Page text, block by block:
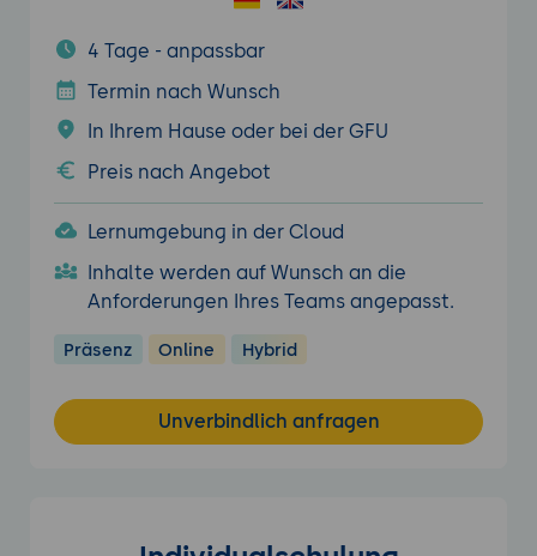
4 Tage - anpassbar
Termin nach Wunsch
In Ihrem Hause oder bei der GFU
Preis nach Angebot
Lernumgebung in der Cloud
Inhalte werden auf Wunsch an die
Anforderungen Ihres Teams angepasst.
Präsenz Online Hybrid
Unverbindlich anfragen